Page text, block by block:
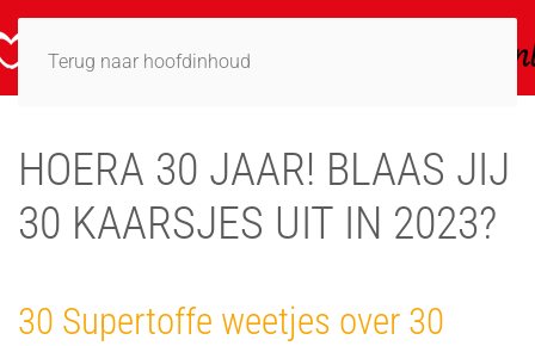
Terug naar hoofdinhoud
HOERA 30 JAAR! BLAAS JIJ
30 KAARSJES UIT IN 2023?
30 Supertoffe weetjes over 30